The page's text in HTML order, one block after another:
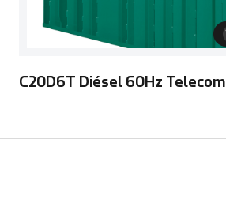
C20D6T Diésel 60Hz Telecom